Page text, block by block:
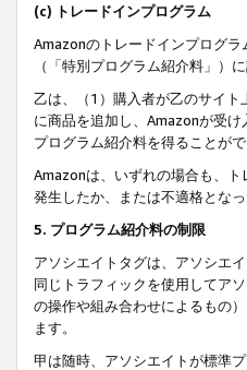
(c) トレードインプログラム
Amazonのトレードインプログ
（「特別プログラム紹介料」）
乙は、（1）購入者が乙のサイ
に商品を追加し、Amazonが受
プログラム紹介料を得ることがで
Amazonは、いずれの場合も、
発生したか、または不適格とな
5. プログラム紹介料の制限
アソシエイトタグは、アソシエ
同じトラフィックを使用してア
の操作や組み合わせによるもの
ます。
甲は随時、アソシエイトが標準